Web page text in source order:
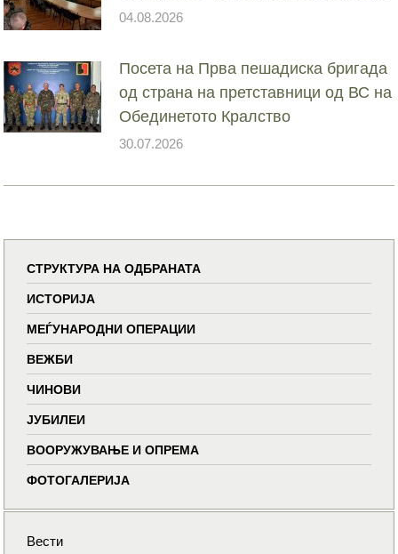
04.08.2026
Посета на Прва пешадиска бригада
од страна на претставници од ВС на
Обединетото Кралство
30.07.2026
СТРУКТУРА НА ОДБРАНАТА
ИСТОРИЈА
МЕЃУНАРОДНИ ОПЕРАЦИИ
ВЕЖБИ
ЧИНОВИ
ЈУБИЛЕИ
ВООРУЖУВАЊЕ И ОПРЕМА
ФОТОГАЛЕРИЈА
Вести